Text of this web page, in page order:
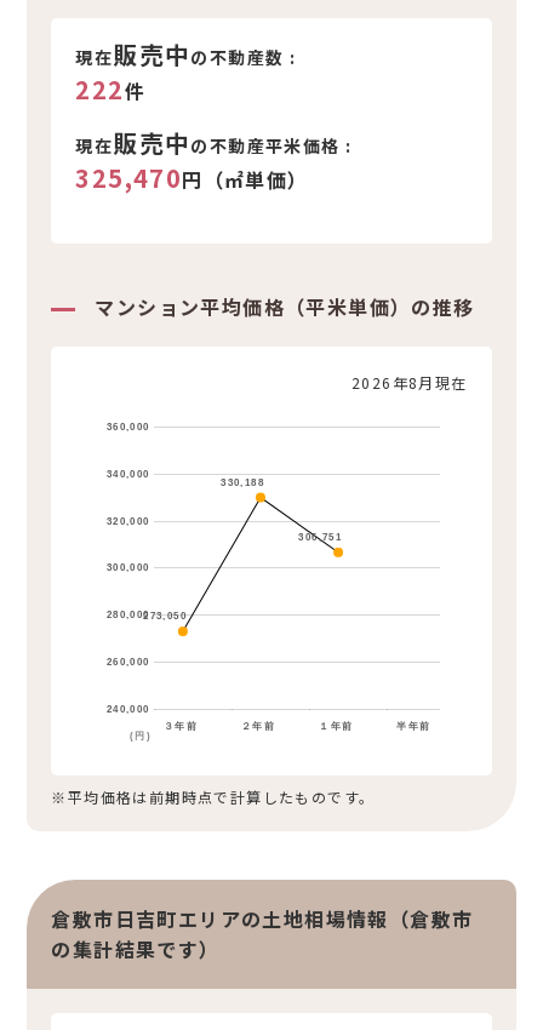
現在販売中 の不動産数 :
222件
現在販売中 の不動産平米価格 :
325,470円（㎡単価）
マンション平均価格（平米単価）の推移
2026年8月現在
３年前 ２年前 １年前 半年前
240,000
260,000
280,000
300,000
320,000
340,000
360,000
273,050
330,188
306,751
(円)
※平均価格は前期時点で計算したものです。
倉敷市日吉町エリアの土地相場情報（倉敷市
の集計結果です）